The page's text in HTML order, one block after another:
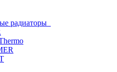
радиаторы